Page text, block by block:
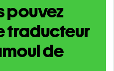
pouvez
traducteur
de